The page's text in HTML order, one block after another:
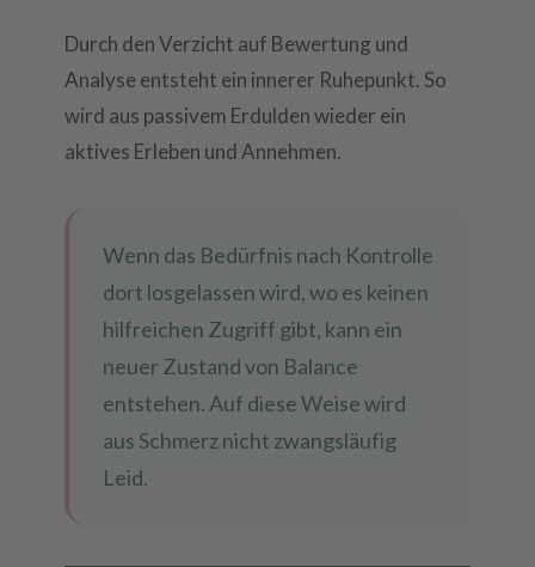
Durch den Verzicht auf Bewertung und
Analyse entsteht ein innerer Ruhepunkt. So
wird aus passivem Erdulden wieder ein
aktives Erleben und Annehmen.
Wenn das Bedürfnis nach Kontrolle
dort losgelassen wird, wo es keinen
hilfreichen Zugriff gibt, kann ein
neuer Zustand von Balance
entstehen. Auf diese Weise wird
aus Schmerz nicht zwangsläufig
Leid.